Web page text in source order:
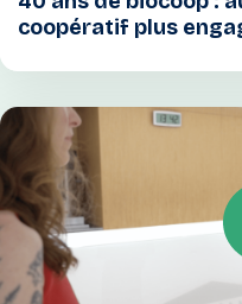
coopératif plus